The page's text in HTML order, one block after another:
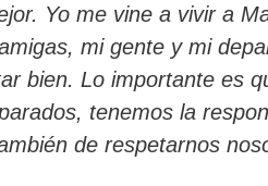
Yo me vine a vivir a
mi gente y mi
bien. Lo importante es
tenemos la
de respetarnos